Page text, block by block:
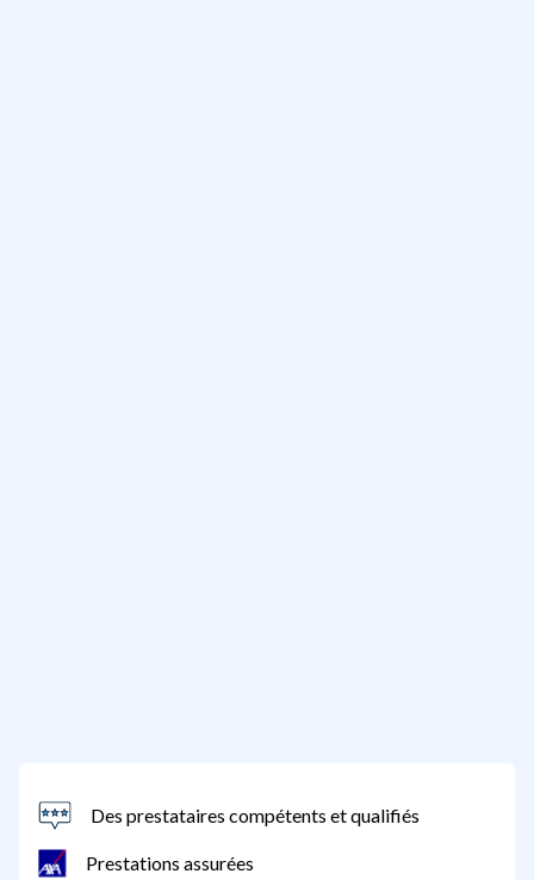
Des prestataires compétents et qualifiés
Prestations assurées